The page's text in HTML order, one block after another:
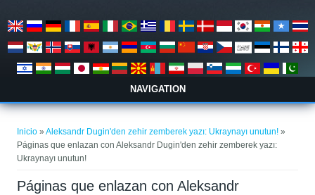
NAVIGATION
Inicio »Aleksandr Dugin'den zehir zemberek yazı: Ukraynayı unutun! »
Páginas que enlazan con Aleksandr Dugin'den zehir zemberek yazı:
Ukraynayı unutun!
Páginas que enlazan con Aleksandr